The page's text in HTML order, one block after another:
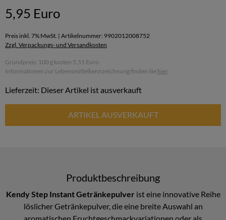
5,95 Euro
Preis inkl. 7% MwSt. | Artikelnummer: 9902012008752
Zzgl. Verpackungs- und Versandkosten
Grundpreis: 100 g kosten 5,51 Euro
Informationen zur Lebensmittelkennzeichnung finden Sie hier.
Lieferzeit: Dieser Artikel ist ausverkauft
ARTIKEL AUSVERKAUFT
Produktbeschreibung
Kendy Step Instant Getränkepulver ist eine innovative Reihe
löslicher Getränkepulver, die eine breite Auswahl an